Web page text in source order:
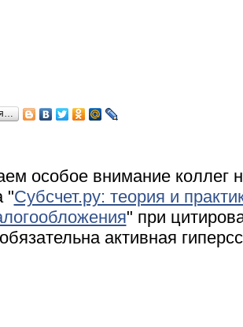
особое внимание коллег
"Субсчет.ру: теория и
" при
активная